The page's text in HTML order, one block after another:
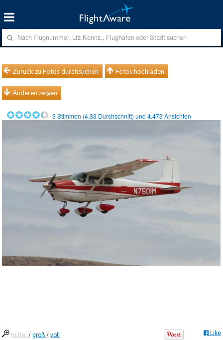
Zurück zu Fotos durchsuchen Fotos hochladen
Anderen zeigen
3 Stimmen (4.33 Durchschnitt) und4.473 Ansichten
mittel /groß /voll Like